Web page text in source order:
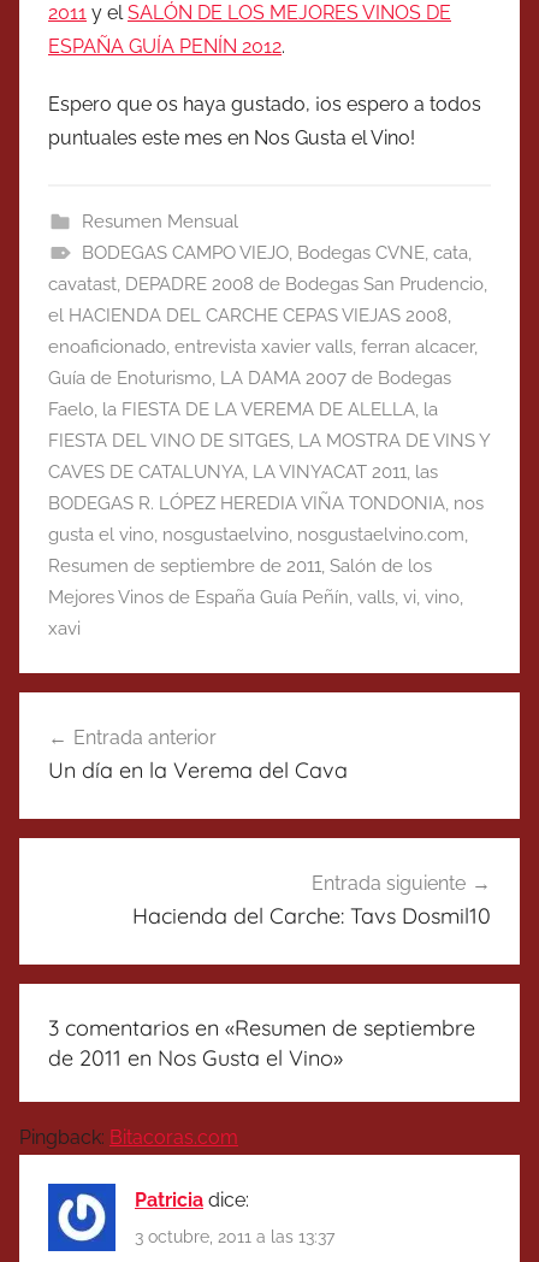
2011 y elSALÓN DE LOS MEJORES VINOS DE
ESPAÑA GUÍA PENÍN 2012.
Espero que os haya gustado, ¡os espero a todos
puntuales este mes en Nos Gusta el Vino!
Resumen Mensual
BODEGAS CAMPO VIEJO, Bodegas CVNE, cata,
cavatast, DEPADRE 2008 de Bodegas San Prudencio,
el HACIENDA DEL CARCHE CEPAS VIEJAS 2008,
enoaficionado, entrevista xavier valls, ferran alcacer,
Guía de Enoturismo, LA DAMA 2007 de Bodegas
Faelo, la FIESTA DE LA VEREMA DE ALELLA, la
FIESTA DEL VINO DE SITGES, LA MOSTRA DE VINS Y
CAVES DE CATALUNYA, LA VINYACAT 2011, las
BODEGAS R. LÓPEZ HEREDIA VIÑA TONDONIA, nos
gusta el vino, nosgustaelvino, nosgustaelvino.com,
Resumen de septiembre de 2011, Salón de los
Mejores Vinos de España Guía Peñín, valls, vi, vino,
xavi
de
Entrada anterior
Un día en la Verema del Cava
Entrada siguiente
Hacienda del Carche: Tavs Dosmil10
3 comentarios en «Resumen de septiembre
de 2011 en Nos Gusta el Vino»
Pingback: Bitacoras.com
Patricia dice:
3 octubre, 2011 a las 13:37